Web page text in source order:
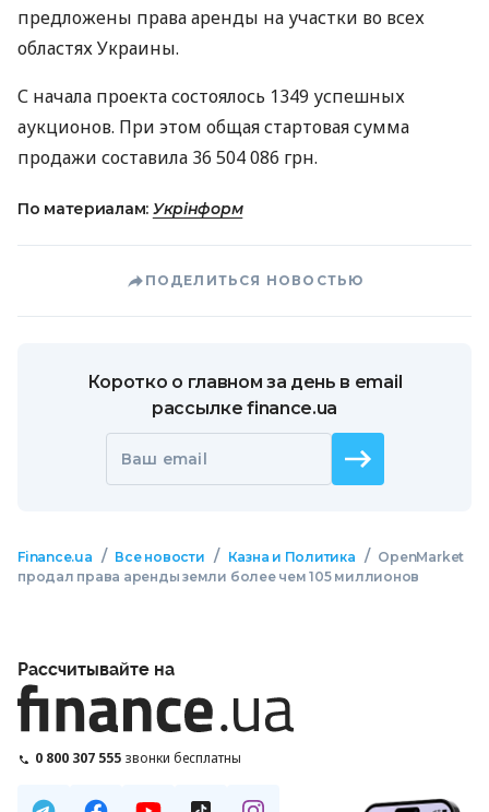
предложены права аренды на участки во всех
областях Украины.
С начала проекта состоялось 1349 успешных
аукционов. При этом общая стартовая сумма
продажи составила 36 504 086 грн.
По материалам: Укрінформ
ПОДЕЛИТЬСЯ НОВОСТЬЮ
Коротко о главном за день в email
рассылке finance.ua
Ваш email
Finance.ua / Все новости / Казна и Политика / OpenMarket
продал права аренды земли более чем 105 миллионов
Рассчитывайте на
0 800 307 555 звонки бесплатны